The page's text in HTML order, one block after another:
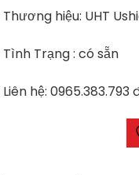
Thương hiệu: UHT
Tình Trạng : có sẵn
Liên hệ: